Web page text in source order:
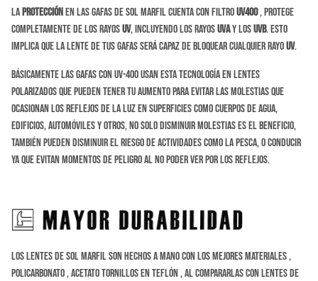
Laprotecciónen las gafas de sol Marfil cuenta con filtroUV400, protege
completamente de los rayosUV, incluyendo los rayosUVAy losUVB. Esto
implica que la lente de tus gafas será capaz de bloquear cualquier rayoUV.
Básicamente las gafas con UV-400 usan esta tecnología en lentes
polarizados que pueden tener tu aumento para evitar las molestias que
ocasionan los reflejos de la luz en superficies como cuerpos de agua,
edificios, automóviles y otros, no solo disminuir molestias es el beneficio,
también pueden disminuir el riesgo de actividades como lapesca, o conducir
ya que evitan momentos de peligro al no poder ver por los reflejos.
Los Lentes de sol Marfil son hechos a Mano con los mejores materiales ,
Policarbonato , Acetato tornillos en Teflón , al compararlas con lentes de